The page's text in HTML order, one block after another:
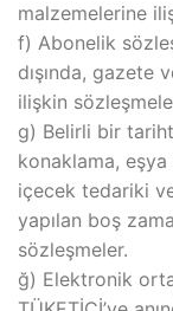
malzemelerine
f) Abonelik
dışında, gazete
ilişkin
g) Belirli bir
konaklama,
içecek tedariki
yapılan boş
sözleşmeler.
ğ) Elektronik